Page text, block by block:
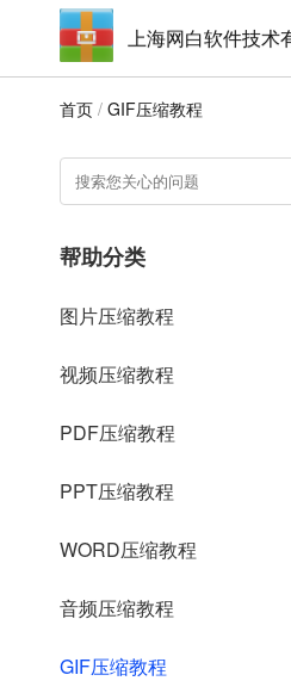
上海网白软件技术
首页 / GIF压缩教程
帮助分类
图片压缩教程
视频压缩教程
PDF压缩教程
PPT压缩教程
WORD压缩教程
音频压缩教程
GIF压缩教程